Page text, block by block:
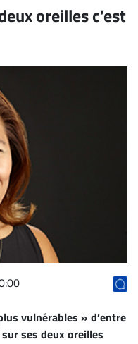
oreilles c’est
vulnérables » d’entre
ses deux oreilles